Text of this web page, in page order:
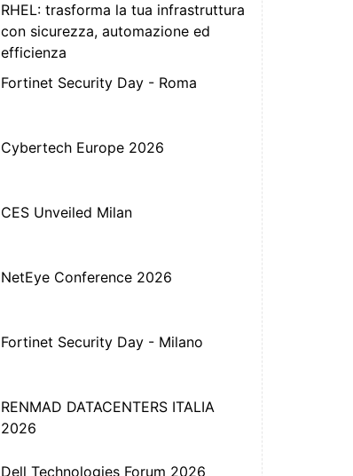
RHEL: trasforma la tua infrastruttura
con sicurezza, automazione ed
efficienza
Fortinet Security Day - Roma
Cybertech Europe 2026
CES Unveiled Milan
NetEye Conference 2026
Fortinet Security Day - Milano
RENMAD DATACENTERS ITALIA
2026
Dell Technologies Forum 2026